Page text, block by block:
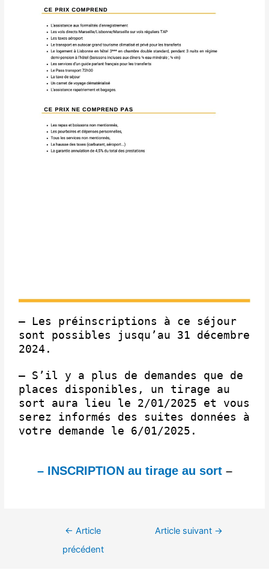
– Les préinscriptions à ce séjour
sont possibles jusqu’au 31 décembre
2024.
– S’il y a plus de demandes que de
places disponibles, un tirage au
sort aura lieu le 2/01/2025 et vous
serez informés des suites données à
votre demande le 6/01/2025.
– INSCRIPTION au tirage au sort–
← Article
précédent
Article suivant →